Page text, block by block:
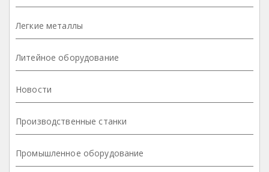
Легкие металлы
Литейное оборудование
Новости
Производственные станки
Промышленное оборудование